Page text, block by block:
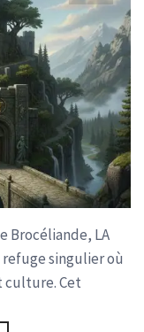
Brocéliande, LA
refuge singulier où
culture. Cet